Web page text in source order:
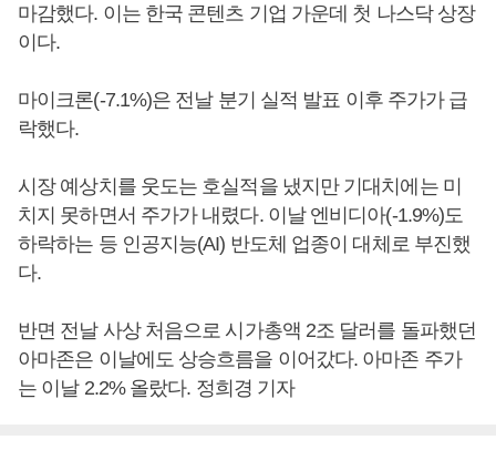
마감했다. 이는 한국 콘텐츠 기업 가운데 첫 나스닥 상장
이다.
마이크론(-7.1%)은 전날 분기 실적 발표 이후 주가가 급
락했다.
시장 예상치를 웃도는 호실적을 냈지만 기대치에는 미
치지 못하면서 주가가 내렸다. 이날 엔비디아(-1.9%)도
하락하는 등 인공지능(AI) 반도체 업종이 대체로 부진했
다.
반면 전날 사상 처음으로 시가총액 2조 달러를 돌파했던
아마존은 이날에도 상승흐름을 이어갔다. 아마존 주가
는 이날 2.2% 올랐다. 정희경 기자